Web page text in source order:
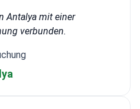
Antalya mit einer
verbunden.